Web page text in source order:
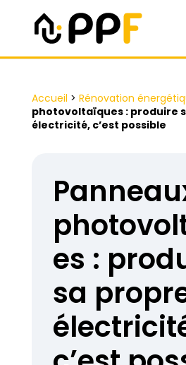
Accueil > Rénovation
photovoltaïques : produire
électricité, c’est possible
es :
sa